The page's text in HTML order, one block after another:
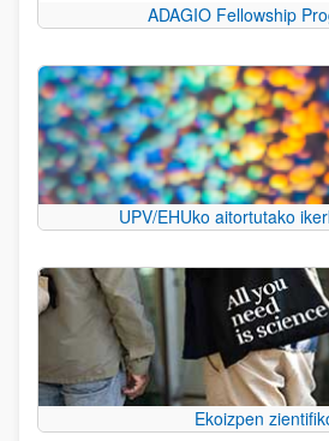
ADAGIO Fellowship
UPV/EHUko aitortutako
Ekoizpen